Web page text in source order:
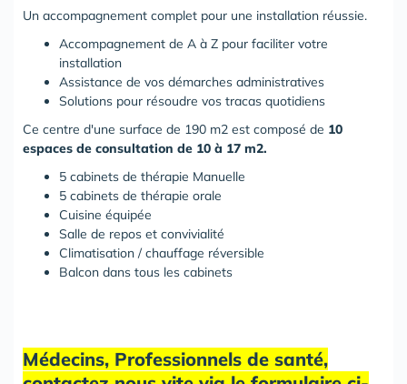
Un accompagnement complet pour une installation réussie.
Accompagnement de A à Z pour faciliter votre
installation
Assistance de vos démarches administratives
Solutions pour résoudre vos tracas quotidiens
Ce centre d'une surface de 190 m2 est composé de 10
espaces de consultation de 10 à 17 m2.
5 cabinets de thérapie Manuelle
5 cabinets de thérapie orale
Cuisine équipée
Salle de repos et convivialité
Climatisation / chauffage réversible
Balcon dans tous les cabinets
Médecins, Professionnels de santé,